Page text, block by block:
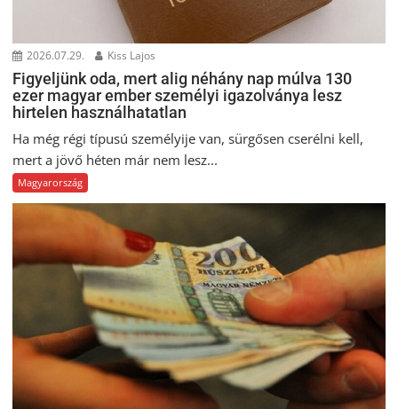
2026.07.29. Kiss Lajos
Figyeljünk oda, mert alig néhány nap múlva 130
ezer magyar ember személyi igazolványa lesz
hirtelen használhatatlan
Ha még régi típusú személyije van, sürgősen cserélni kell,
mert a jövő héten már nem lesz...
Magyarország